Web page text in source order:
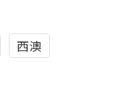
西澳